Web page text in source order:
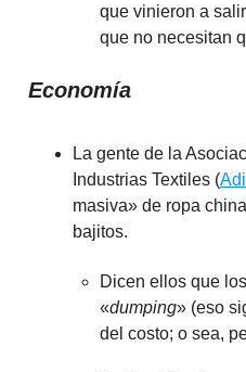
que vinieron a
que no necesitan
Economía
La gente de la
Industrias Textiles (
masiva» de ropa
bajitos.
Dicen ellos que
«dumping» (eso
del costo; o sea,